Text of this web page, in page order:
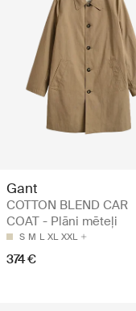
Gant
COTTON BLEND CAR
COAT - Plāni mēteļi
S M L XL XXL
374 €